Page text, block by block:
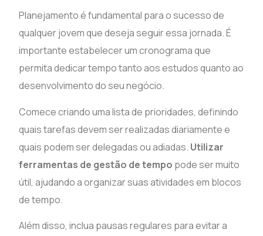
Planejamento é fundamental para o sucesso de
qualquer jovem que deseja seguir essa jornada. É
importante estabelecer um cronograma que
permita dedicar tempo tanto aos estudos quanto ao
desenvolvimento do seu negócio.
Comece criando uma lista de prioridades, definindo
quais tarefas devem ser realizadas diariamente e
quais podem ser delegadas ou adiadas. Utilizar
ferramentas de gestão de tempo pode ser muito
útil, ajudando a organizar suas atividades em blocos
de tempo.
Além disso, inclua pausas regulares para evitar a